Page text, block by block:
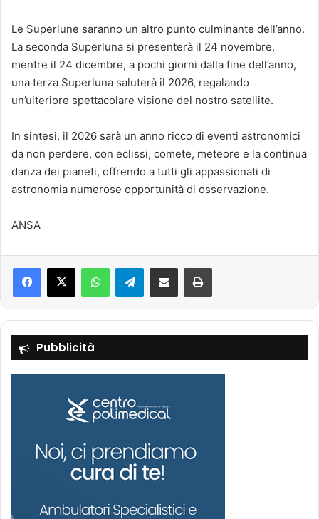
Le Superlune saranno un altro punto culminante dell’anno.
La seconda Superluna si presenterà il 24 novembre,
mentre il 24 dicembre, a pochi giorni dalla fine dell’anno,
una terza Superluna saluterà il 2026, regalando
un’ulteriore spettacolare visione del nostro satellite.
In sintesi, il 2026 sarà un anno ricco di eventi astronomici
da non perdere, con eclissi, comete, meteore e la continua
danza dei pianeti, offrendo a tutti gli appassionati di
astronomia numerose opportunità di osservazione.
ANSA
Telegram
Pubblicità